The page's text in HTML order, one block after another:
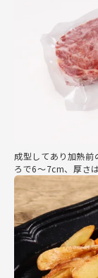
成型してあり加熱
ろで6～7cm、厚さ